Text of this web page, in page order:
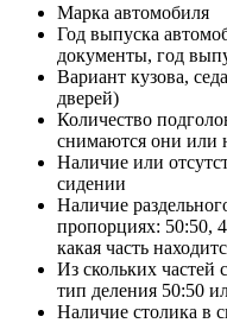
Марка автомобиля
Год выпуска
документы, год
Вариант кузова,
дверей)
Количество
снимаются они или
Наличие или
сидении
Наличие
пропорциях: 50:50,
какая часть
Из скольких частей
тип деления 50:50
Наличие столика в